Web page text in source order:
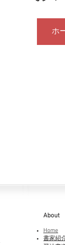
ホ
About
Home
書家紹